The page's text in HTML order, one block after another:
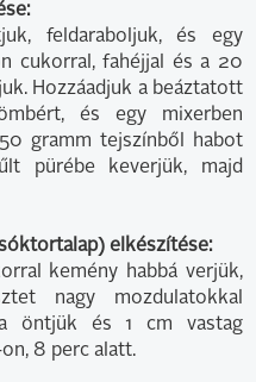
feldaraboljuk, és egy
cukorral, fahéjjal és a 20
Hozzáadjuk a beáztatott
és egy mixerben
gramm tejszínből habot
pürébe keverjük, majd
elkészítése:
kemény habbá verjük,
nagy mozdulatokkal
öntjük és 1 cm vastag
8 perc alatt.